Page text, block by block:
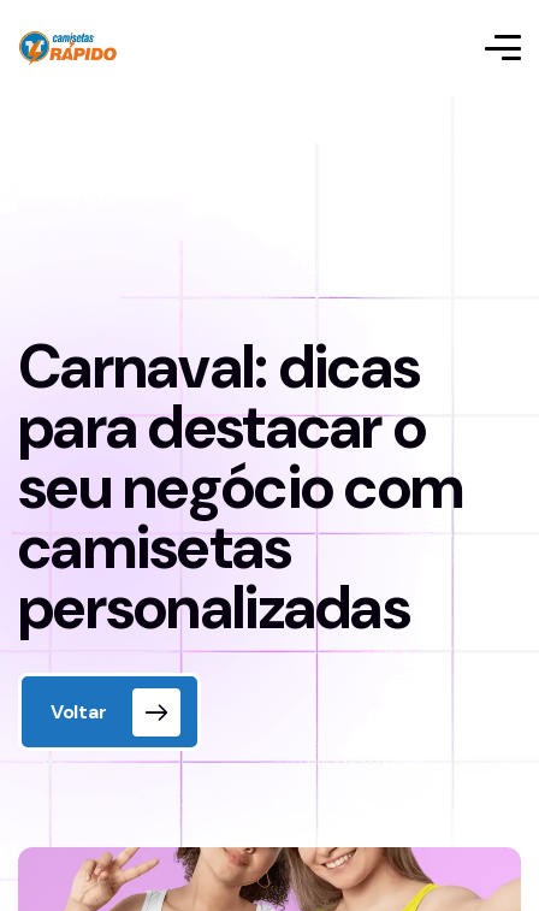
Carnaval: dicas
para destacar o
seu negócio com
camisetas
personalizadas
Voltar